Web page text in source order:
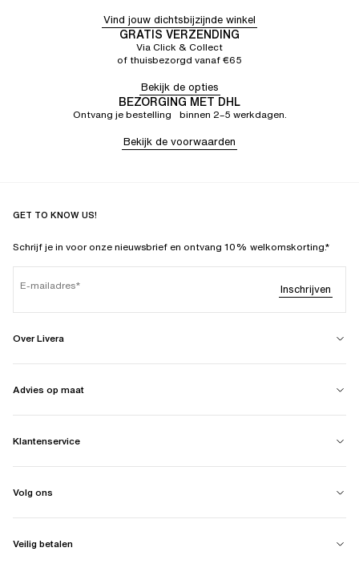
Vind jouw dichtsbijzijnde winkel
GRATIS VERZENDING
Via Click & Collect
of thuisbezorgd vanaf €65
Bekijk de opties
BEZORGING MET DHL
Ontvang je bestelling binnen 2–5 werkdagen.
Bekijk de voorwaarden
GET TO KNOW US!
Schrijf je in voor onze nieuwsbrief en ontvang 10% welkomskorting.*
E-mailadres Inschrijven
Over Livera
Advies op maat
Klantenservice
Volg ons
Veilig betalen